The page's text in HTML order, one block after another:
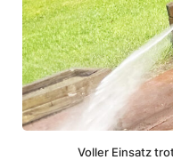
Voller Einsatz